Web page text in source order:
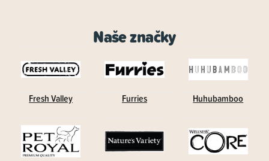
Naše značky
Fresh Valley Furries Huhubamboo